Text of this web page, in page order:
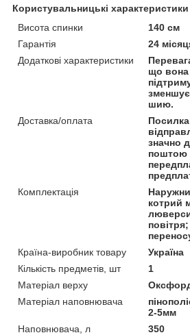
Користувальницькі характеристики
Висота спинки
140 см
Гарантія
24
Додаткові характеристики
що вона
шию.
Доставка/оплата
значно
поштою
Комплектація
котрий
Країна-виробник товару
Україна
Кількість предметів, шт
1
Матеріал верху
Матеріал наповнювача
2-5мм
Наповнювача, л
350